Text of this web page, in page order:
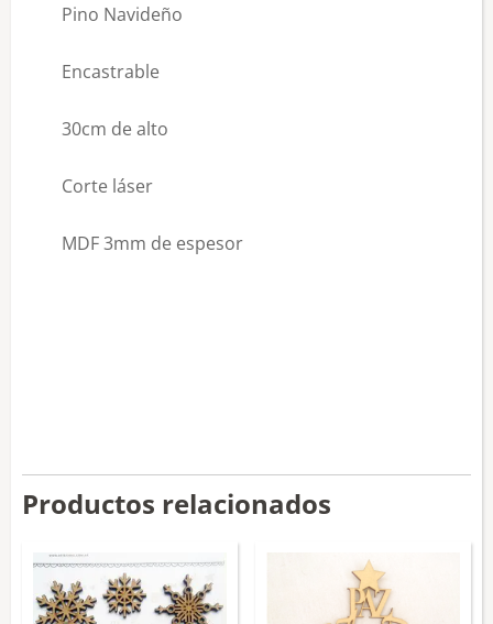
Pino Navideño
Encastrable
30cm de alto
Corte láser
MDF 3mm de espesor
Productos relacionados